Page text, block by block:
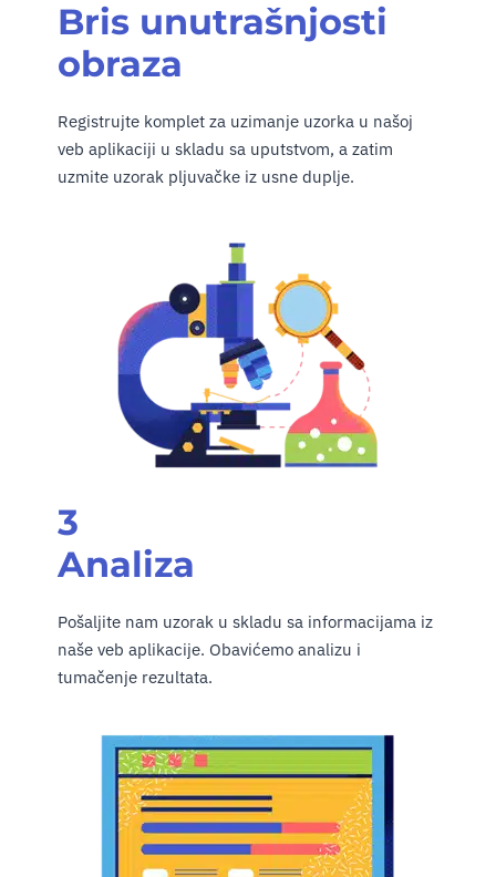
Bris unutrašnjosti
obraza
Registrujte komplet za uzimanje uzorka u našoj
veb aplikaciji u skladu sa uputstvom, a zatim
uzmite uzorak pljuvačke iz usne duplje.
3
Analiza
Pošaljite nam uzorak u skladu sa informacijama iz
naše veb aplikacije. Obavićemo analizu i
tumačenje rezultata.